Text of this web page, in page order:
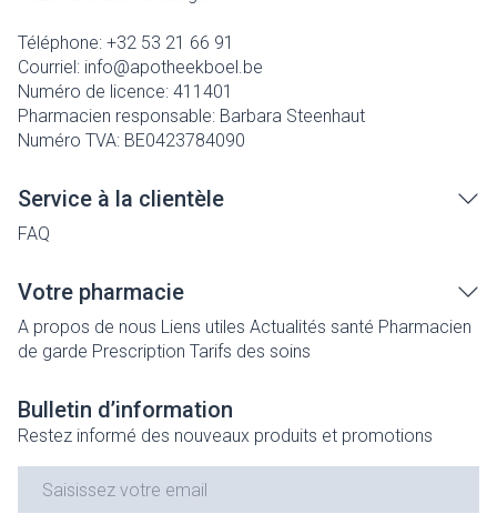
Téléphone: +32 53 21 66 91
Courriel: info@apotheekboel.be
Numéro de licence: 411401
Pharmacien responsable: Barbara Steenhaut
Numéro TVA: BE0423784090
Service à la clientèle
FAQ
Votre pharmacie
A propos de nous Liens utiles Actualités santé Pharmacien
de garde Prescription Tarifs des soins
Bulletin d’information
Restez informé des nouveaux produits et promotions